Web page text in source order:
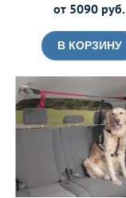
от 5090 руб.
В КОРЗИНУ